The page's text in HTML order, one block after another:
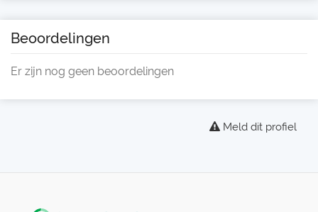
Beoordelingen
Er zijn nog geen beoordelingen
Meld dit profiel